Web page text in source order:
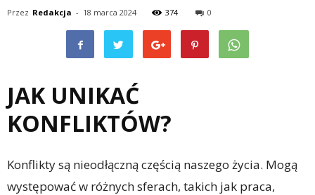
Przez Redakcja - 18 marca 2024 374 0
JAK UNIKAĆ
KONFLIKTÓW?
Konflikty są nieodłączną częścią naszego życia. Mogą
występować w różnych sferach, takich jak praca,